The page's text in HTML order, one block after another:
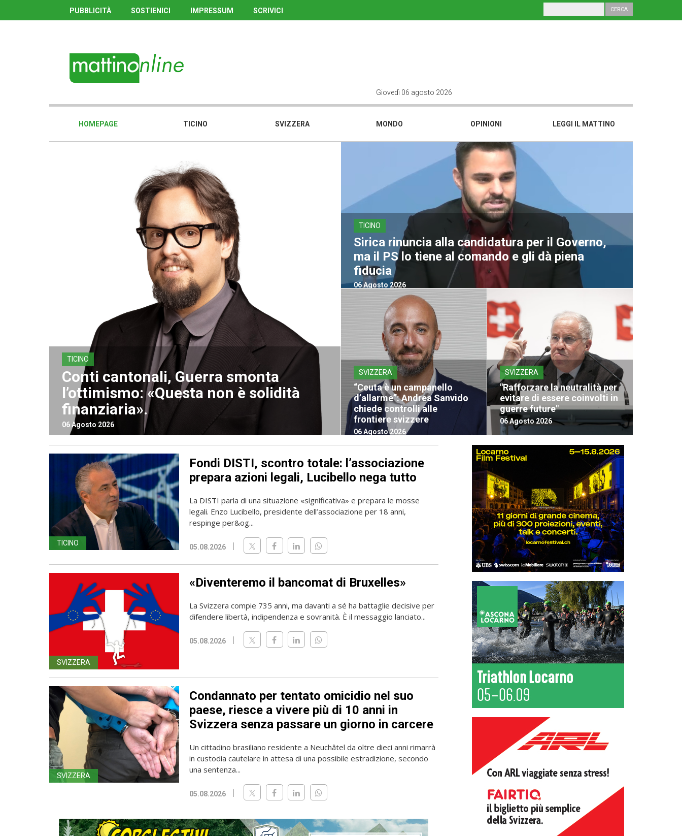
PUBBLICITÀ SOSTIENICI IMPRESSUM SCRIVICI
Giovedì 06 agosto 2026
HOMEPAGE TICINO SVIZZERA MONDO OPINIONI LEGGI IL MATTINO
TICINO
Conti cantonali, Guerra smonta
l’ottimismo: «Questa non è solidità
finanziaria».
06 Agosto 2026
TICINO
Sirica rinuncia alla candidatura per il Governo,
ma il PS lo tiene al comando e gli dà piena
fiducia
06 Agosto 2026
SVIZZERA
“Ceuta è un campanello
d’allarme”: Andrea Sanvido
chiede controlli alle
frontiere svizzere
06 Agosto 2026
SVIZZERA
"Rafforzare la neutralità per
evitare di essere coinvolti in
guerre future"
06 Agosto 2026
TICINO
Fondi DISTI, scontro totale: l’associazione
prepara azioni legali, Lucibello nega tutto
La DISTI parla di una situazione «significativa» e prepara le mosse
legali. Enzo Lucibello, presidente dell’associazione per 18 anni,
respinge per&og...
05.08.2026
SVIZZERA
«Diventeremo il bancomat di Bruxelles»
La Svizzera compie 735 anni, ma davanti a sé ha battaglie decisive per
difendere libertà, indipendenza e sovranità. È il messaggio lanciato...
05.08.2026
SVIZZERA
Condannato per tentato omicidio nel suo
paese, riesce a vivere più di 10 anni in
Svizzera senza passare un giorno in carcere
Un cittadino brasiliano residente a Neuchâtel da oltre dieci anni rimarrà
in custodia cautelare in attesa di una possibile estradizione, secondo
una sentenza...
05.08.2026